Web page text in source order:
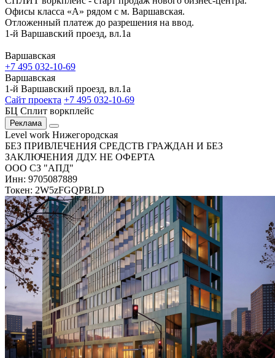
Офисы класса «А» рядом с м. Варшавская.
Отложенный платеж до разрешения на ввод.
1-й Варшавский проезд, вл.1а
Варшавская
+7 495 032-10-69
Варшавская
1-й Варшавский проезд, вл.1а
Сайт проекта +7 495 032-10-69
БЦ Сплит воркплейс
Реклама
Level work Нижегородская
БЕЗ ПРИВЛЕЧЕНИЯ СРЕДСТВ ГРАЖДАН И БЕЗ
ЗАКЛЮЧЕНИЯ ДДУ. НЕ ОФЕРТА
ООО СЗ "АПД"
Инн: 9705087889
Токен: 2W5zFGQPBLD